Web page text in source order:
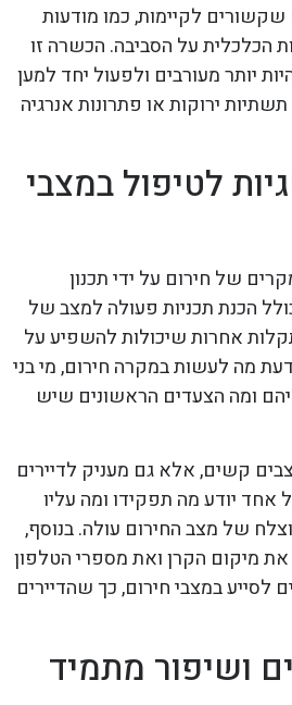
לקיימות, כמו מודעות
הכלכלית על הסביבה. הכשרה זו
יותר מעורבים ולפעול יחד למען
ירוקות או פתרונות אנרגיה
לטיפול במצבי
של חירום על ידי תכנון
הכנת תכניות פעולה למצב של
אחרות שיכולות להשפיע על
מה לעשות במקרה חירום, מי בני
ומה הצעדים הראשונים שיש
קשים, אלא גם מעניק לדיירים
יודע מה תפקידו ומה עליו
של מצב החירום עולה. בנוסף,
את מיקום הקרן ואת מספרי הטלפון
במצבי חירום, כך שהדיירים
ושיפור מתמיד